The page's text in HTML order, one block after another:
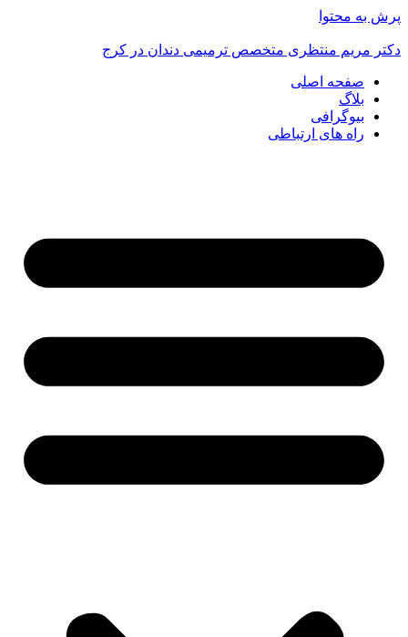
پرش به محتوا
دکتر مریم منتظری متخصص ترمیمی دندان در کرج
صفحه اصلی
بلاگ
بیوگرافی
راه های ارتباطی